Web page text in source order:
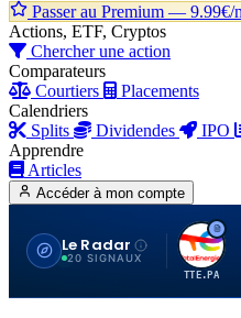
Passer au Premium — 9.99€/
Actions, ETF, Cryptos
Chercher une action
Comparateurs
Courtiers
Placements
Calendriers
Splits
Dividendes IPO
Apprendre
Articles
Accéder à mon compte
Le Radar
20 SIGNAUX
T
TTE.PA